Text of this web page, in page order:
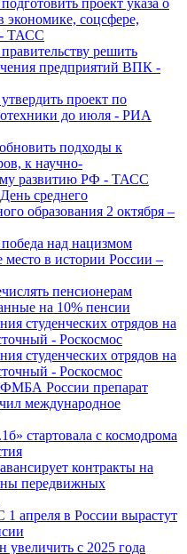
проект указа о
соцсфере,
- ТАСС
решить
предприятий ВПК -
проект по
до июля - РИА
подходы к
к научно-
развитию РФ - ТАСС
среднего
образования 2 октября –
над нацизмом
место в истории России –
пенсионерам
на 10% пенсии
студенческих отрядов на
- Роскосмос
студенческих отрядов на
- Роскосмос
ФМБА России препарат
международное
стартовала с космодрома
контракты на
передвижных
апреля в России вырастут
увеличить с 2025 года